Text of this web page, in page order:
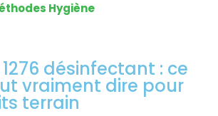
Hygiène
désinfectant : ce
vraiment dire pour
terrain